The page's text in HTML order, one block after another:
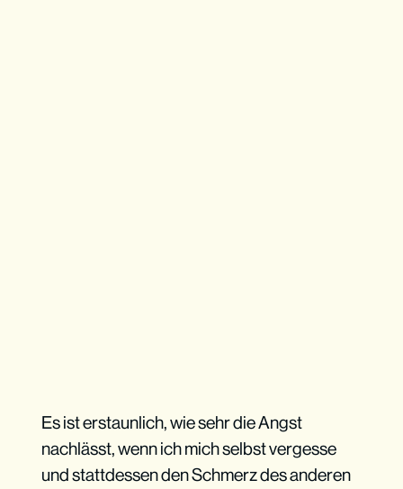
Es ist erstaunlich, wie sehr die Angst
nachlässt, wenn ich mich selbst vergesse
und stattdessen den Schmerz des anderen